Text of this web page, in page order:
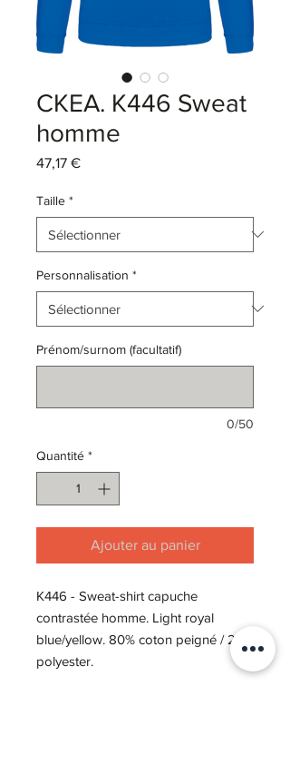
CKEA. K446 Sweat
homme
47,17 €Prix
Taille *
Personnalisation *
Prénom/surnom (facultatif)
0/50
Quantité *
Ajouter au panier
K446 - Sweat-shirt capuche
contrastée homme. Light royal
blue/yellow. 80% coton peigné / 20%
polyester.